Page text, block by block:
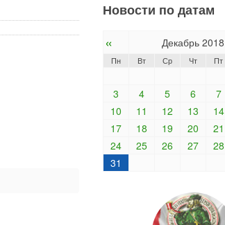
Новости по датам
« Декабрь 2018
Пн Вт Ср Чт Пт
3
4 5 6 7
10
11 12 13 14
17
18 19 20 21
24
25 26 27 28
31